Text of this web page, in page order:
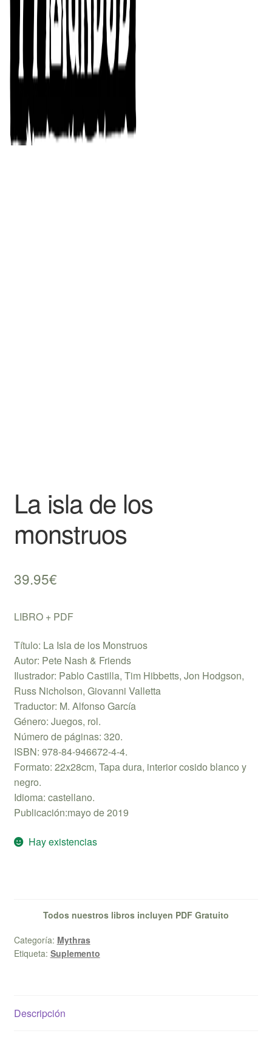
La isla de los
monstruos
39.95€
LIBRO + PDF
Título: La Isla de los Monstruos
Autor: Pete Nash & Friends
Ilustrador: Pablo Castilla, Tim Hibbetts, Jon Hodgson,
Russ Nicholson, Giovanni Valletta
Traductor: M. Alfonso García
Género: Juegos, rol.
Número de páginas: 320.
ISBN: 978-84-946672-4-4.
Formato: 22x28cm, Tapa dura, interior cosido blanco y
negro.
Idioma: castellano.
Publicación:mayo de 2019
Hay existencias
Todos nuestros libros incluyen PDF Gratuito
Categoría: Mythras
Etiqueta: Suplemento
Descripción